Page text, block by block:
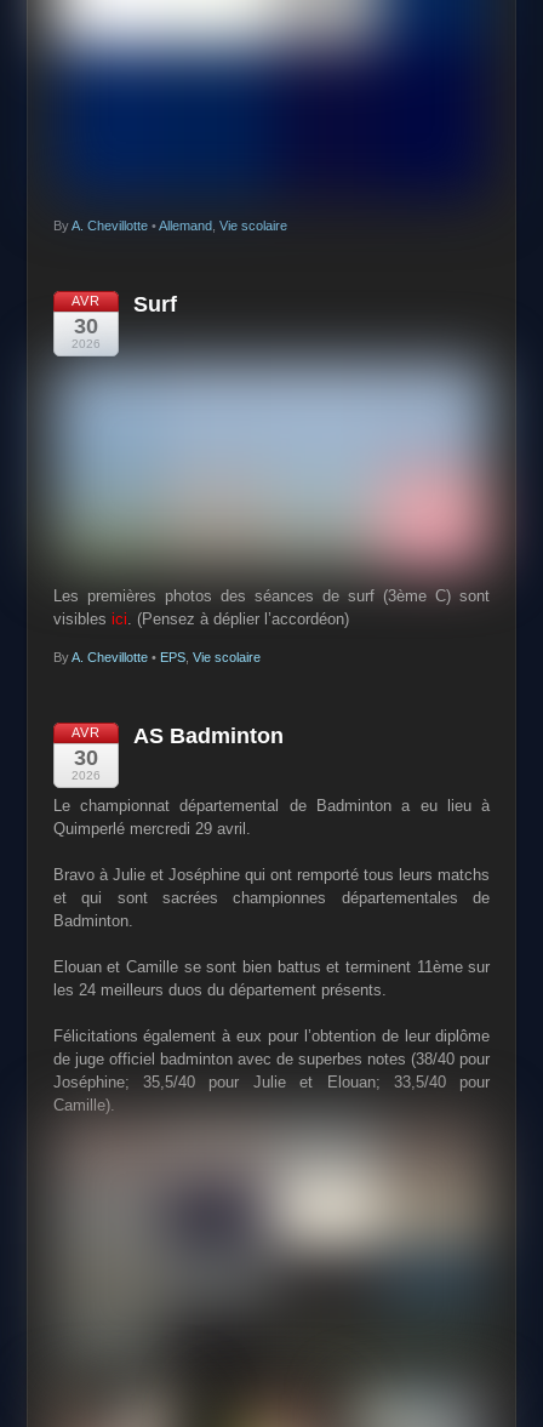
ByA. Chevillotte• Allemand, Vie scolaire
AVR
30
2026
Surf
Les premières photos des séances de surf (3ème C) sont
visibles ici. (Pensez à déplier l’accordéon)
ByA. Chevillotte• EPS, Vie scolaire
AVR
30
2026
AS Badminton
Le championnat départemental de Badminton a eu lieu à
Quimperlé mercredi 29 avril.
Bravo à Julie et Joséphine qui ont remporté tous leurs matchs
et qui sont sacrées championnes départementales de
Badminton.
Elouan et Camille se sont bien battus et terminent 11ème sur
les 24 meilleurs duos du département présents.
Félicitations également à eux pour l’obtention de leur diplôme
de juge officiel badminton avec de superbes notes (38/40 pour
Joséphine; 35,5/40 pour Julie et Elouan; 33,5/40 pour
Camille).